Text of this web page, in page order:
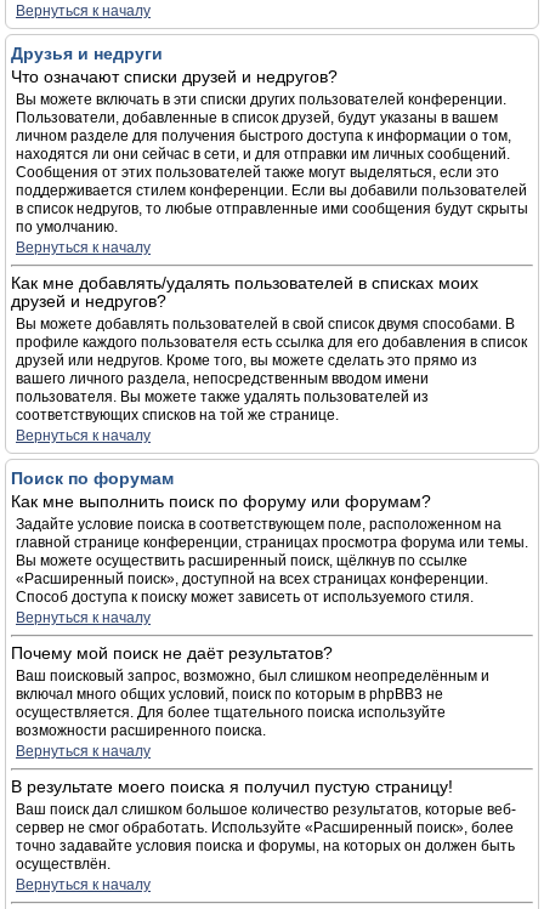
Вернуться к началу
Друзья и недруги
Что означают списки друзей и недругов?
Вы можете включать в эти списки других пользователей конференции.
Пользователи, добавленные в список друзей, будут указаны в вашем
личном разделе для получения быстрого доступа к информации о том,
находятся ли они сейчас в сети, и для отправки им личных сообщений.
Сообщения от этих пользователей также могут выделяться, если это
поддерживается стилем конференции. Если вы добавили пользователей
в список недругов, то любые отправленные ими сообщения будут скрыты
по умолчанию.
Вернуться к началу
Как мне добавлять/удалять пользователей в списках моих
друзей и недругов?
Вы можете добавлять пользователей в свой список двумя способами. В
профиле каждого пользователя есть ссылка для его добавления в список
друзей или недругов. Кроме того, вы можете сделать это прямо из
вашего личного раздела, непосредственным вводом имени
пользователя. Вы можете также удалять пользователей из
соответствующих списков на той же странице.
Вернуться к началу
Поиск по форумам
Как мне выполнить поиск по форуму или форумам?
Задайте условие поиска в соответствующем поле, расположенном на
главной странице конференции, страницах просмотра форума или темы.
Вы можете осуществить расширенный поиск, щёлкнув по ссылке
«Расширенный поиск», доступной на всех страницах конференции.
Способ доступа к поиску может зависеть от используемого стиля.
Вернуться к началу
Почему мой поиск не даёт результатов?
Ваш поисковый запрос, возможно, был слишком неопределённым и
включал много общих условий, поиск по которым в phpBB3 не
осуществляется. Для более тщательного поиска используйте
возможности расширенного поиска.
Вернуться к началу
В результате моего поиска я получил пустую страницу!
Ваш поиск дал слишком большое количество результатов, которые веб-
сервер не смог обработать. Используйте «Расширенный поиск», более
точно задавайте условия поиска и форумы, на которых он должен быть
осуществлён.
Вернуться к началу